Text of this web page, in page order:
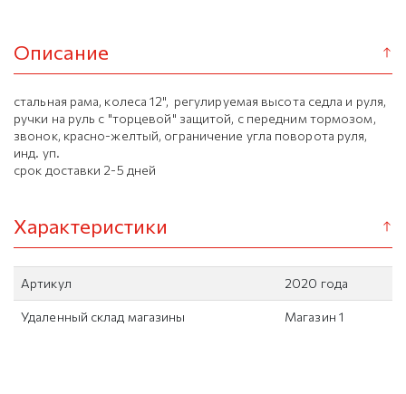
Описание
стальная рама, колеса 12", регулируемая высота седла и руля,
ручки на руль с "торцевой" защитой, с передним тормозом,
звонок, красно-желтый, ограничение угла поворота руля,
инд. уп.
срок доставки 2-5 дней
Характеристики
Артикул 2020 года
Удаленный склад магазины Магазин 1